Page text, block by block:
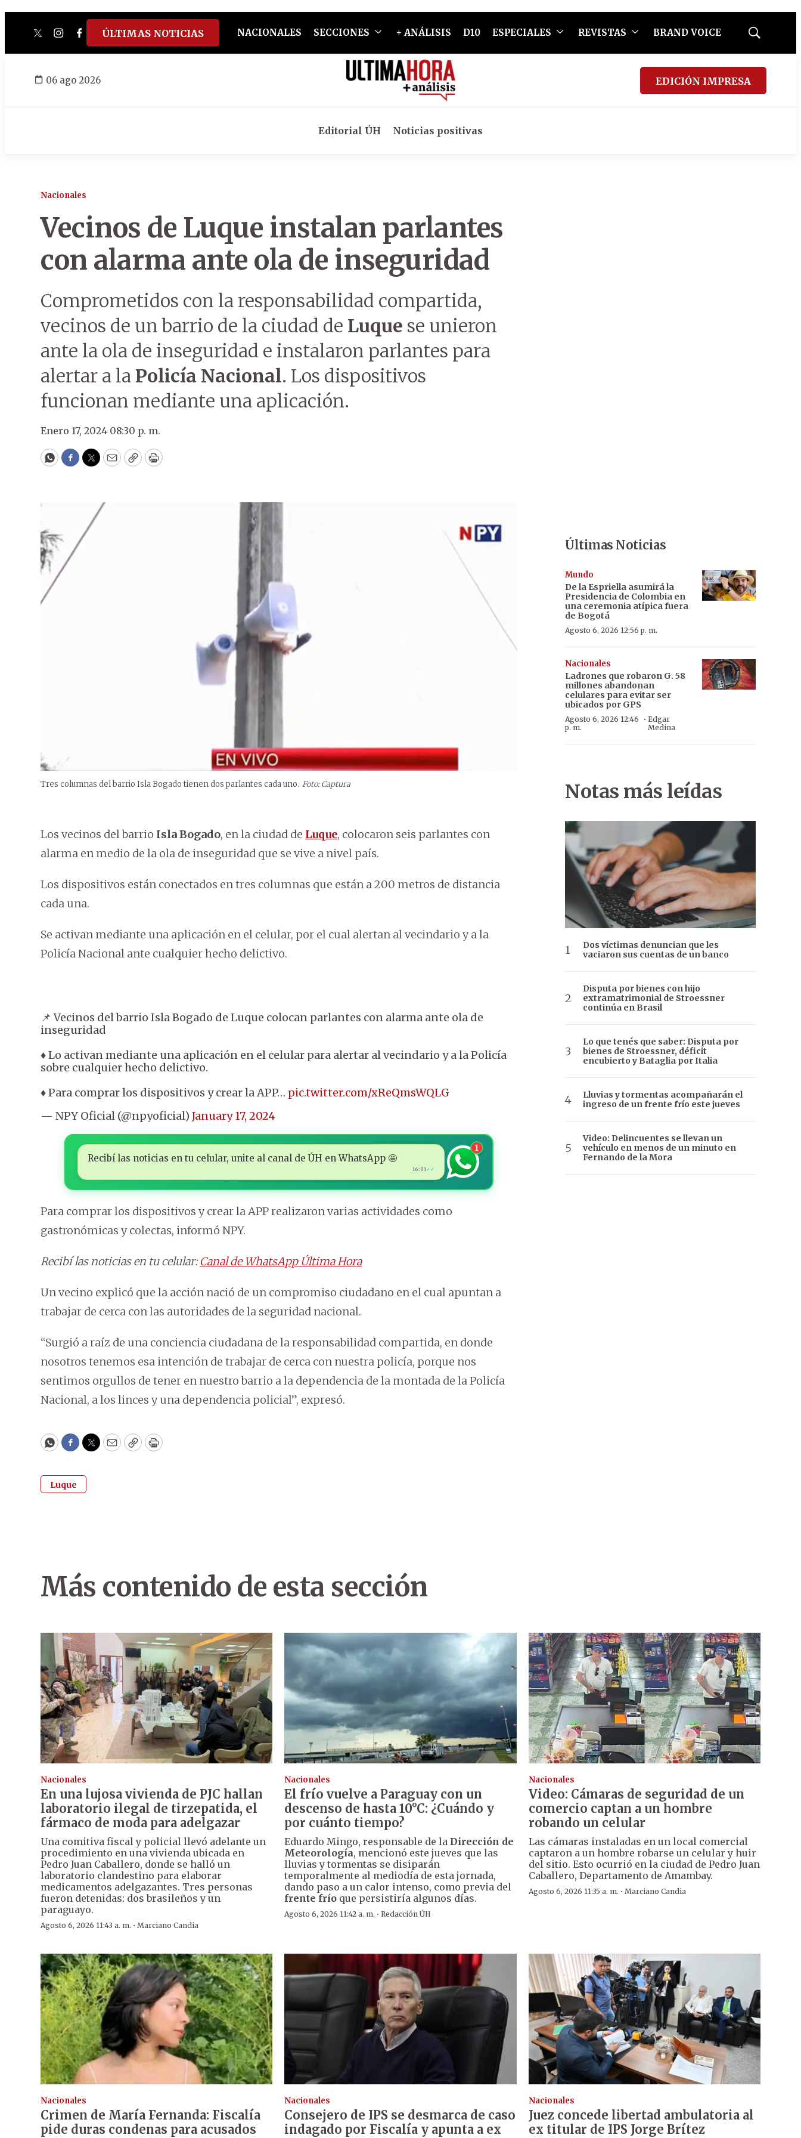
twitterinstagram
facebook
tiktokyoutube
spotify
ÚLTIMAS NOTICIAS NACIONALES SECCIONES + ANÁLISIS D10 ESPECIALES REVISTAS BRAND VOICE
Mostrar
06 ago 2026 EDICIÓN IMPRESA
Editorial ÚH Noticias positivas
Nacionales
Vecinos de Luque instalan parlantes
con alarma ante ola de inseguridad
Comprometidos con la responsabilidad compartida,
vecinos de un barrio de la ciudad de Luque se unieron
ante la ola de inseguridad e instalaron parlantes para
alertar a la Policía Nacional. Los dispositivos
funcionan mediante una aplicación.
Enero 17, 2024 08:30 p. m.
WhatsApp
Facebook
Twitter
EmailCopyPrint
Tres columnas del barrio Isla Bogado tienen dos parlantes cada uno. Foto: Captura
Los vecinos del barrio Isla Bogado, en la ciudad de Luque, colocaron seis parlantes con
alarma en medio de la ola de inseguridad que se vive a nivel país.
Los dispositivos están conectados en tres columnas que están a 200 metros de distancia
cada una.
Se activan mediante una aplicación en el celular, por el cual alertan al vecindario y a la
Policía Nacional ante cualquier hecho delictivo.
📌 Vecinos del barrio Isla Bogado de Luque colocan parlantes con alarma ante ola de
inseguridad
♦️ Lo activan mediante una aplicación en el celular para alertar al vecindario y a la Policía
sobre cualquier hecho delictivo.
♦️ Para comprar los dispositivos y crear la APP… pic.twitter.com/xReQmsWQLG
— NPY Oficial (@npyoficial) January 17, 2024
Recibí las noticias en tu celular, unite al canal de ÚH en WhatsApp 🤩
16:01✓✓
1
Para comprar los dispositivos y crear la APP realizaron varias actividades como
gastronómicas y colectas, informó NPY.
Recibí las noticias en tu celular:Canal de WhatsApp Última Hora
Un vecino explicó que la acción nació de un compromiso ciudadano en el cual apuntan a
trabajar de cerca con las autoridades de la seguridad nacional.
“Surgió a raíz de una conciencia ciudadana de la responsabilidad compartida, en donde
nosotros tenemos esa intención de trabajar de cerca con nuestra policía, porque nos
sentimos orgullos de tener en nuestro barrio a la dependencia de la montada de la Policía
Nacional, a los linces y una dependencia policial”, expresó.
WhatsApp
Facebook
Twitter
EmailCopyPrint
Luque
Últimas Noticias
Mundo
De la Espriella asumirá la
Presidencia de Colombia en
una ceremonia atípica fuera
de Bogotá
Agosto 6, 2026 12:56 p. m.
Nacionales
Ladrones que robaron G. 58
millones abandonan
celulares para evitar ser
ubicados por GPS
Agosto 6, 2026 12:46
p. m.
· Edgar
Medina
Notas más leídas
Dos víctimas denuncian que les
vaciaron sus cuentas de un banco
Disputa por bienes con hijo
extramatrimonial de Stroessner
continúa en Brasil
Lo que tenés que saber: Disputa por
bienes de Stroessner, déficit
encubierto y Bataglia por Italia
Lluvias y tormentas acompañarán el
ingreso de un frente frío este jueves
Video: Delincuentes se llevan un
vehículo en menos de un minuto en
Fernando de la Mora
Más contenido de esta sección
Nacionales
En una lujosa vivienda de PJC hallan
laboratorio ilegal de tirzepatida, el
fármaco de moda para adelgazar
Una comitiva fiscal y policial llevó adelante un
procedimiento en una vivienda ubicada en
Pedro Juan Caballero, donde se halló un
laboratorio clandestino para elaborar
medicamentos adelgazantes. Tres personas
fueron detenidas: dos brasileños y un
paraguayo.
Agosto 6, 2026 11:43 a. m. · Marciano Candia
Nacionales
El frío vuelve a Paraguay con un
descenso de hasta 10°C: ¿Cuándo y
por cuánto tiempo?
Eduardo Mingo, responsable de laDirección de
Meteorología, mencionó este jueves que las
lluvias y tormentas se disiparán
temporalmente al mediodía de esta jornada,
dando paso a un calor intenso, como previa del
frente frío que persistiría algunos días.
Agosto 6, 2026 11:42 a. m. ·Redacción ÚH
Nacionales
Video: Cámaras de seguridad de un
comercio captan a un hombre
robando un celular
Las cámaras instaladas en un local comercial
captaron a un hombre robarse un celular y huir
del sitio. Esto ocurrió en la ciudad de Pedro Juan
Caballero, Departamento de Amambay.
Agosto 6, 2026 11:35 a. m. · Marciano Candia
Nacionales
Crimen de María Fernanda: Fiscalía
pide duras condenas para acusados
Nacionales
Consejero de IPS se desmarca de caso
indagado por Fiscalía y apunta a ex
Nacionales
Juez concede libertad ambulatoria al
ex titular de IPS Jorge Brítez